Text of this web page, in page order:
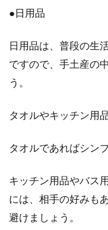
●日用品
日用品は、普段の生
ですので、手土産の
う。
タオルやキッチン用
タオルであればシン
キッチン用品やバス
には、相手の好みも
避けましょう。